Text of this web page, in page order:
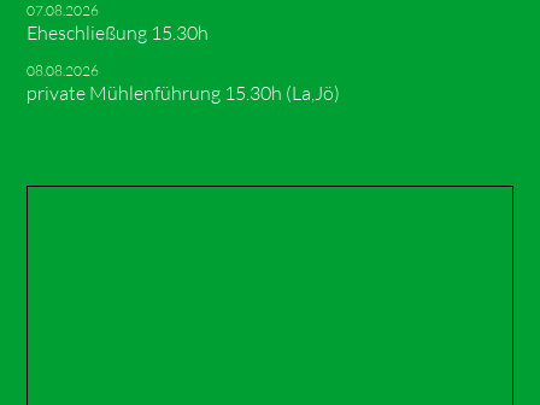
07.08.2026
Eheschließung 15.30h
08.08.2026
private Mühlenführung 15.30h (La,Jö)